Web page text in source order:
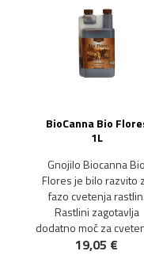
BioCanna Bio
1L
Gnojilo Biocanna Bio
Flores je bilo razvito
fazo cvetenja rastlin.
Rastlini zagotavlja
dodatno moč za
19,05 €